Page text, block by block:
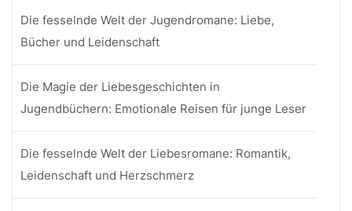
Die fesselnde Welt der Jugendromane: Liebe,
Bücher und Leidenschaft
Die Magie der Liebesgeschichten in
Jugendbüchern: Emotionale Reisen für junge Leser
Die fesselnde Welt der Liebesromane: Romantik,
Leidenschaft und Herzschmerz